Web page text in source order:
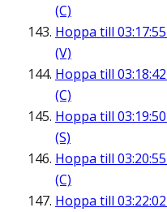
(C)
Hoppa till 03:17:55
(V)
Hoppa till 03:18:42
(C)
Hoppa till 03:19:50
(S)
Hoppa till 03:20:55
(C)
Hoppa till 03:22:02